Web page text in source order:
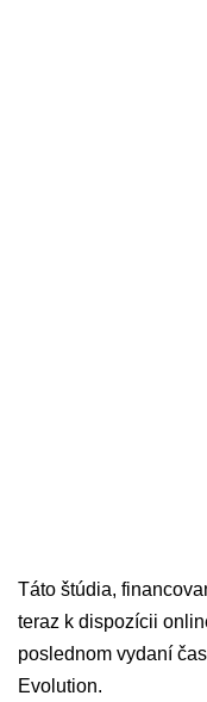
Táto štúdia,
teraz k dispozícii
poslednom vydaní
Evolution.